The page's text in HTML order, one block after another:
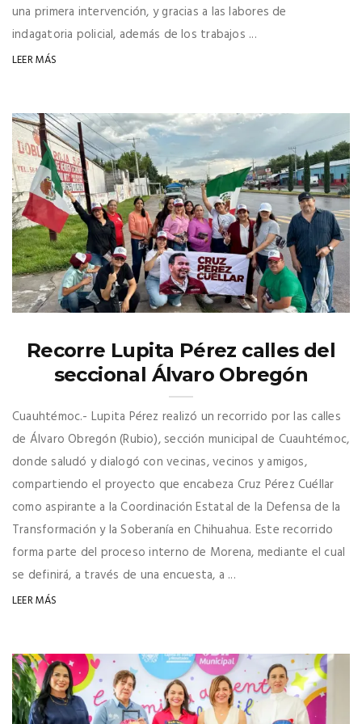
una primera intervención, y gracias a las labores de
indagatoria policial, además de los trabajos ...
LEER MÁS
Recorre Lupita Pérez calles del
seccional Álvaro Obregón
Cuauhtémoc.- Lupita Pérez realizó un recorrido por las calles
de Álvaro Obregón (Rubio), sección municipal de Cuauhtémoc,
donde saludó y dialogó con vecinas, vecinos y amigos,
compartiendo el proyecto que encabeza Cruz Pérez Cuéllar
como aspirante a la Coordinación Estatal de la Defensa de la
Transformación y la Soberanía en Chihuahua. Este recorrido
forma parte del proceso interno de Morena, mediante el cual
se definirá, a través de una encuesta, a ...
LEER MÁS